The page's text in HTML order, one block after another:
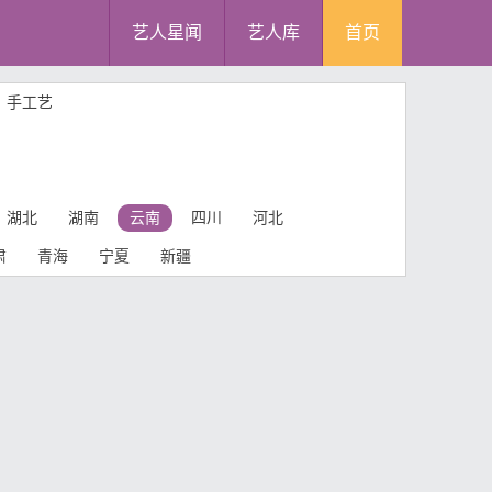
艺人星闻 艺人库 首页
手工艺
湖北 湖南 云南 四川 河北
青海 宁夏 新疆